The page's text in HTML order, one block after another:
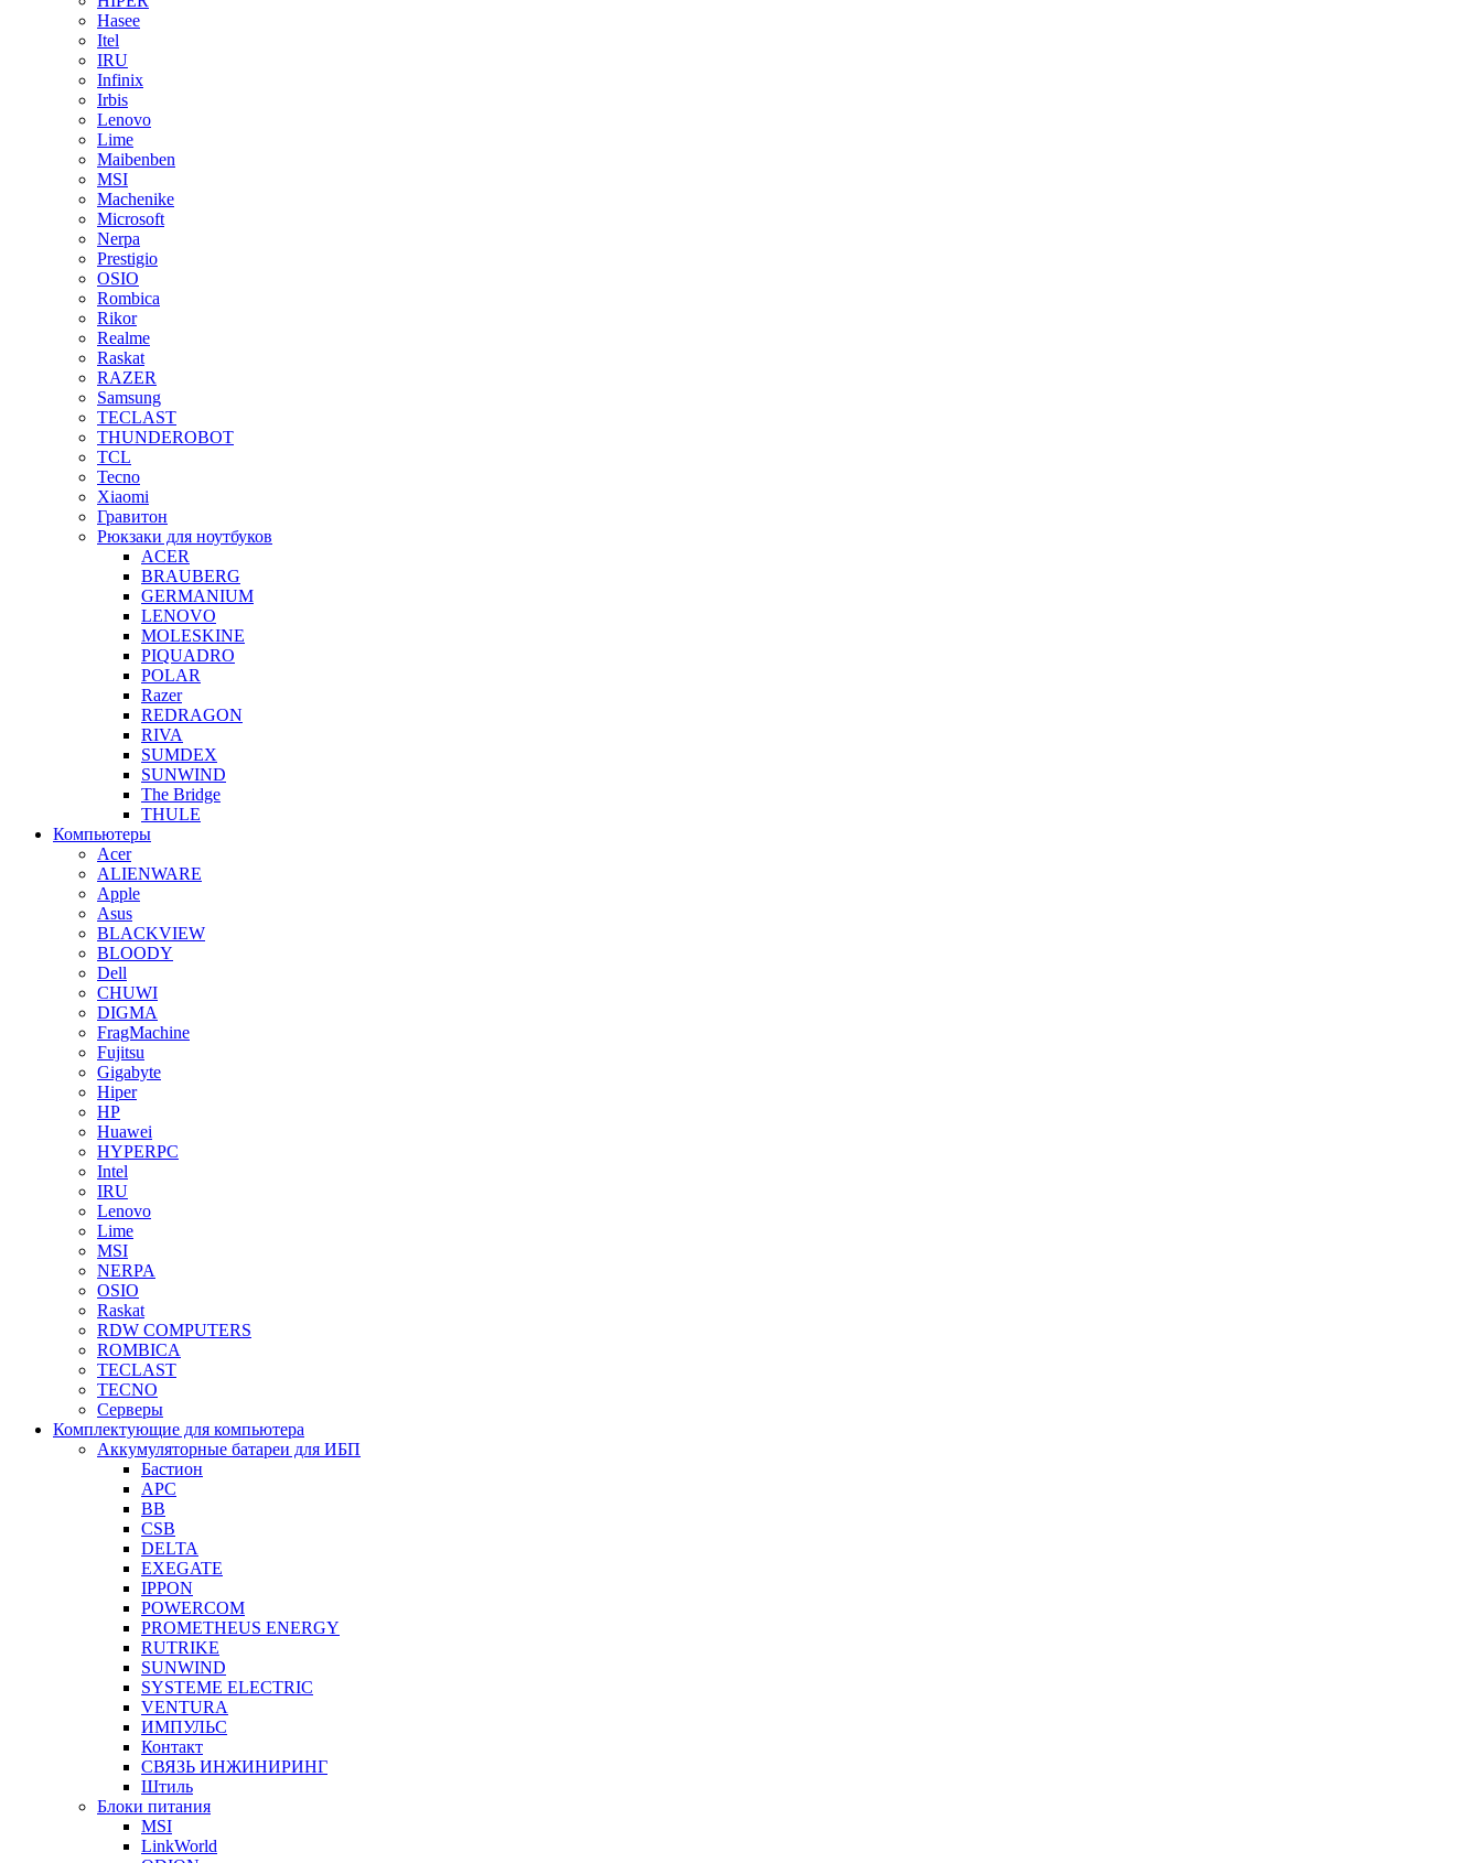
Hasee
Itel
IRU
Infinix
Irbis
Lenovo
Lime
Maibenben
MSI
Machenike
Microsoft
Nerpa
Prestigio
OSIO
Rombica
Rikor
Realme
Raskat
RAZER
Samsung
TECLAST
THUNDEROBOT
TCL
Tecno
Xiaomi
Гравитон
Рюкзаки для ноутбуков
ACER
BRAUBERG
GERMANIUM
LENOVO
MOLESKINE
PIQUADRO
POLAR
Razer
REDRAGON
RIVA
SUMDEX
SUNWIND
The Bridge
THULE
Компьютеры
Acer
ALIENWARE
Apple
Asus
BLACKVIEW
BLOODY
Dell
CHUWI
DIGMA
FragMachine
Fujitsu
Gigabyte
Hiper
HP
Huawei
HYPERPC
Intel
IRU
Lenovo
Lime
MSI
NERPA
OSIO
Raskat
RDW COMPUTERS
ROMBICA
TECLAST
TECNO
Серверы
Комплектующие для компьютера
Аккумуляторные батареи для ИБП
Бастион
APC
BB
CSB
DELTA
EXEGATE
IPPON
POWERCOM
PROMETHEUS ENERGY
RUTRIKE
SUNWIND
SYSTEME ELECTRIC
VENTURA
ИМПУЛЬС
Контакт
СВЯЗЬ ИНЖИНИРИНГ
Штиль
Блоки питания
MSI
LinkWorld